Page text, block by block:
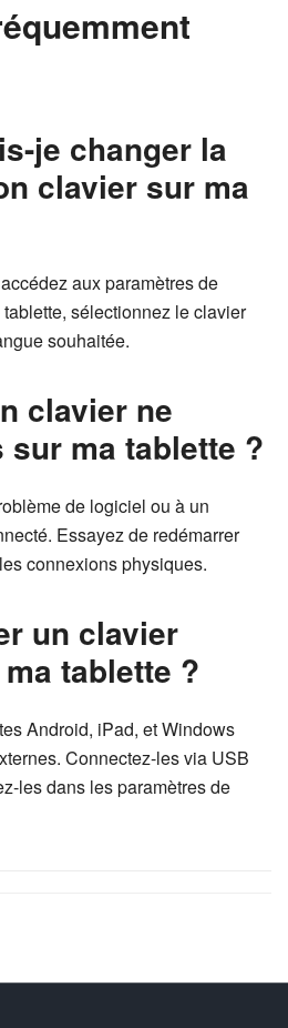
je changer la
clavier sur ma
aux paramètres de
sélectionnez le clavier
souhaitée.
clavier ne
ma tablette ?
de logiciel ou à un
Essayez de redémarrer
connexions physiques.
un clavier
tablette ?
Android, iPad, et Windows
Connectez-les via USB
les dans les paramètres de